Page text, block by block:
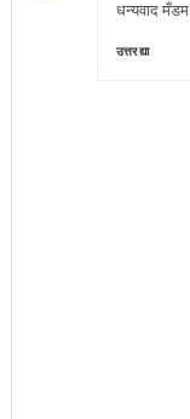
धन्यवाद मँडम
उत्तर द्या